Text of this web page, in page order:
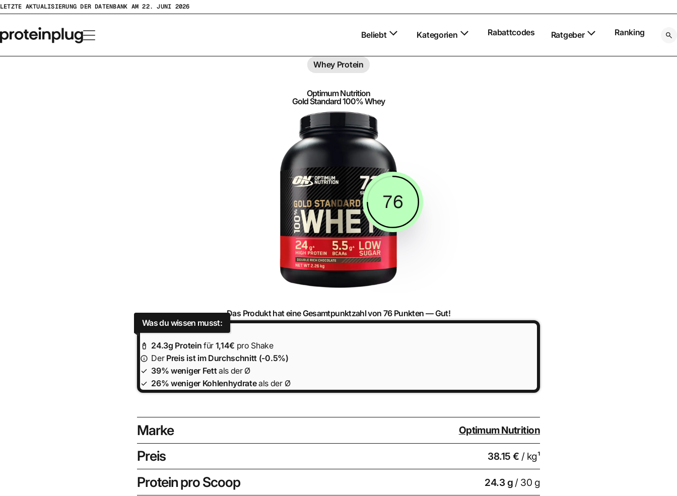
Zum
springen
LETZTE AKTUALISIERUNG DER DATENBANK AM 22. JUNI 2026
Beliebt Kategorien Rabattcodes Ratgeber Ranking
Whey Protein
Optimum Nutrition
Gold Standard 100% Whey
76
Das Produkt hat eine Gesamtpunktzahl von 76 Punkten —Gut!
Was du wissen musst:
24.3g Protein für 1,14€ pro Shake
Der Preis ist im Durchschnitt (-0.5%)
39% weniger Fettals der Ø
26% weniger Kohlenhydrateals der Ø
Marke Optimum Nutrition
Preis 38.15 € / kg¹
Protein pro Scoop 24.3g / 30 g